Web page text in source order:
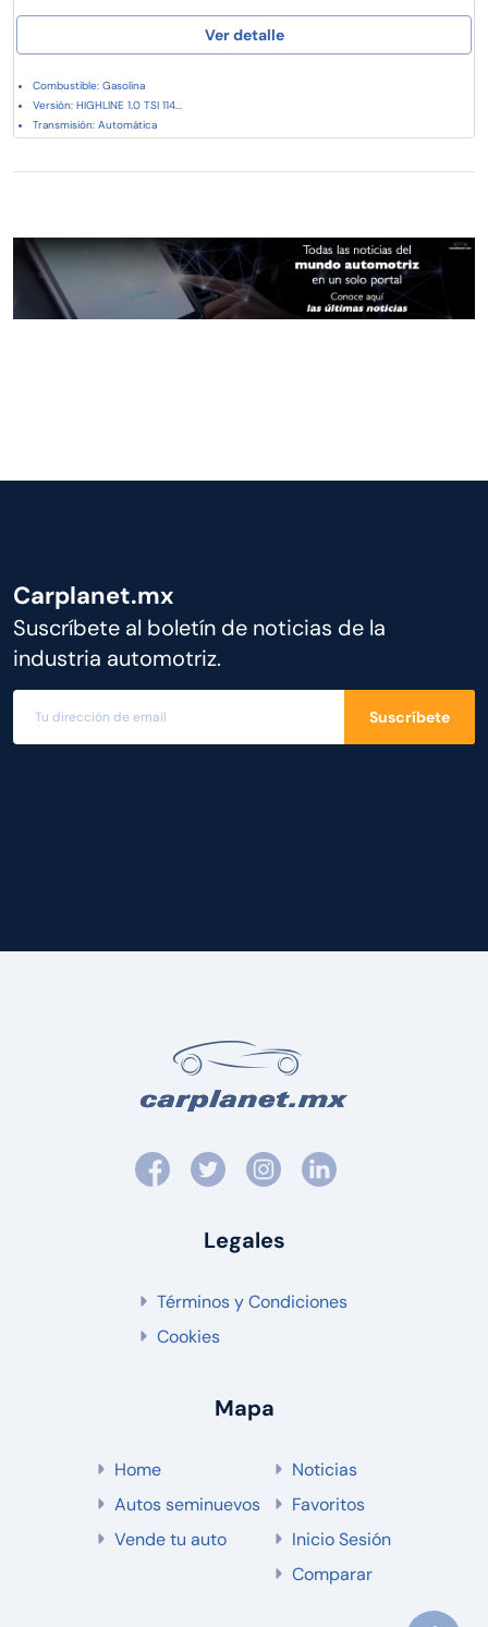
Ver detalle
Combustible: Gasolina
Versión: HIGHLINE 1.0 TSI 114...
Transmisión: Automática
Carplanet.mx
Suscríbete al boletín de noticias de la
industria automotriz.
Suscríbete
Legales
Términos y Condiciones
Cookies
Mapa
Home
Autos seminuevos
Vende tu auto
Noticias
Favoritos
Inicio Sesión
Comparar